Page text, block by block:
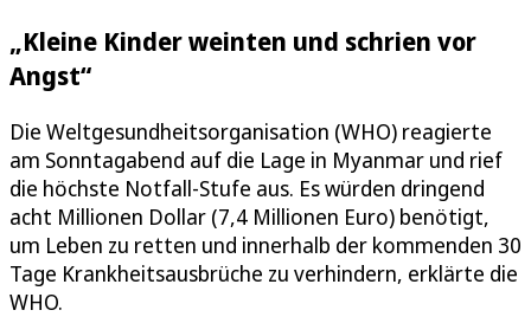
„Kleine Kinder weinten und schrien vor
Angst“
Die Weltgesundheitsorganisation (WHO) reagierte
am Sonntagabend auf die Lage in Myanmar und rief
die höchste Notfall-Stufe aus. Es würden dringend
acht Millionen Dollar (7,4 Millionen Euro) benötigt,
um Leben zu retten und innerhalb der kommenden 30
Tage Krankheitsausbrüche zu verhindern, erklärte die
WHO.